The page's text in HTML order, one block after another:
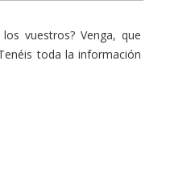
vuestros? Venga, que
toda la información